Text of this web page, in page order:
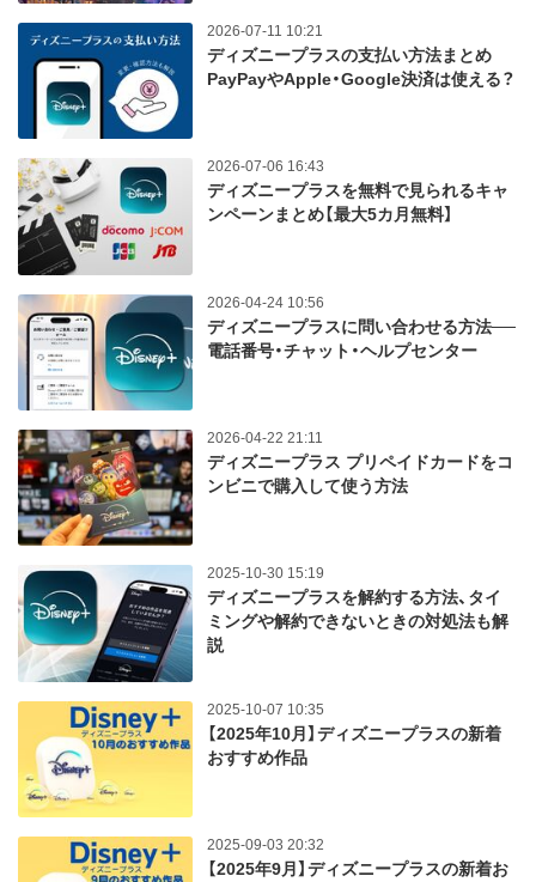
2026-07-11 10:21
ディズニープラスの支払い方法まとめ
PayPayやApple・Google決済は使える？
2026-07-06 16:43
ディズニープラスを無料で見られるキャ
ンペーンまとめ【最大5カ月無料】
2026-04-24 10:56
ディズニープラスに問い合わせる方法──
電話番号・チャット・ヘルプセンター
2026-04-22 21:11
ディズニープラス プリペイドカードをコ
ンビニで購入して使う方法
2025-10-30 15:19
ディズニープラスを解約する方法、タイ
ミングや解約できないときの対処法も解
説
2025-10-07 10:35
【2025年10月】ディズニープラスの新着
おすすめ作品
2025-09-03 20:32
【2025年9月】ディズニープラスの新着お